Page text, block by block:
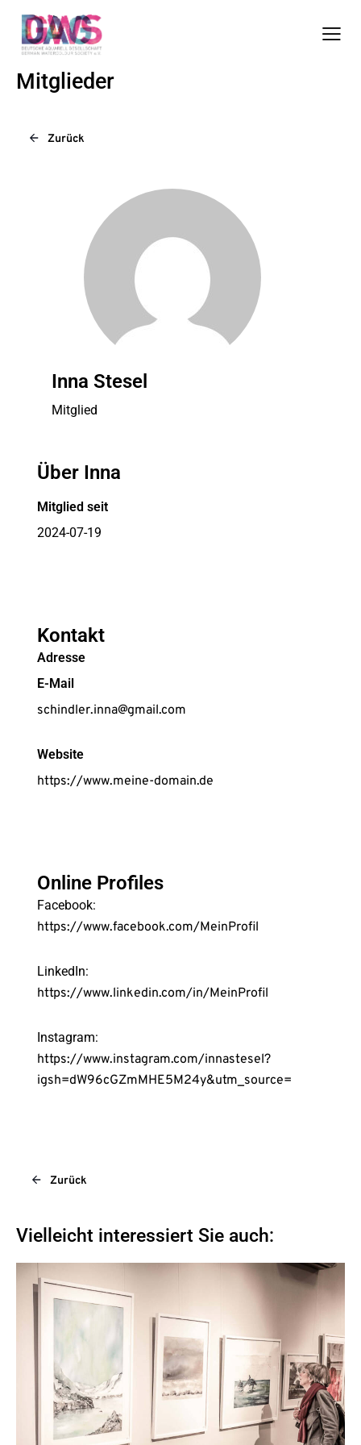
Mitglieder
Zurück
Inna Stesel
Mitglied
Über Inna
Mitglied seit
2024-07-19
Kontakt
Adresse
E-Mail
schindler.inna@gmail.com
Website
https://www.meine-domain.de
Online Profiles
Facebook:
https://www.facebook.com/MeinProfil
LinkedIn:
https://www.linkedin.com/in/MeinProfil
Instagram:
https://www.instagram.com/innastesel?
igsh=dW96cGZmMHE5M24y&utm_source=
Zurück
Vielleicht interessiert Sie auch: